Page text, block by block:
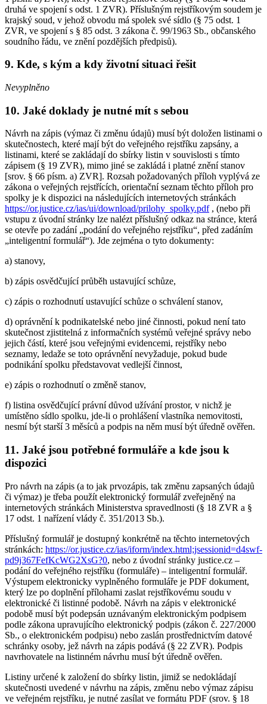
druhá ve spojení s odst. 1 ZVR). Příslušným rejstříkovým soudem je
krajský soud, v jehož obvodu má spolek své sídlo (§ 75 odst. 1
ZVR, ve spojení s § 85 odst. 3 zákona č. 99/1963 Sb., občanského
soudního řádu, ve znění pozdějších předpisů).
9. Kde, s kým a kdy životní situaci řešit
Nevyplněno
10. Jaké doklady je nutné mít s sebou
Návrh na zápis (výmaz či změnu údajů) musí být doložen listinami o
skutečnostech, které mají být do veřejného rejstříku zapsány, a
listinami, které se zakládají do sbírky listin v souvislosti s tímto
zápisem (§ 19 ZVR), mimo jiné se zakládá i platné znění stanov
[srov. § 66 písm. a) ZVR]. Rozsah požadovaných příloh vyplývá ze
zákona o veřejných rejstřících, orientační seznam těchto příloh pro
spolky je k dispozici na následujících internetových stránkách
https://or.justice.cz/ias/ui/download/prilohy_spolky.pdf, (nebo při
vstupu z úvodní stránky lze nalézt příslušný odkaz na stránce, která
se otevře po zadání „podání do veřejného rejstříku“, před zadáním
„inteligentní formulář“). Jde zejména o tyto dokumenty:
a) stanovy,
b) zápis osvědčující průběh ustavující schůze,
c) zápis o rozhodnutí ustavující schůze o schválení stanov,
d) oprávnění k podnikatelské nebo jiné činnosti, pokud není tato
skutečnost zjistitelná z informačních systémů veřejné správy nebo
jejich částí, které jsou veřejnými evidencemi, rejstříky nebo
seznamy, ledaže se toto oprávnění nevyžaduje, pokud bude
podnikání spolku představovat vedlejší činnost,
e) zápis o rozhodnutí o změně stanov,
f) listina osvědčující právní důvod užívání prostor, v nichž je
umístěno sídlo spolku, jde-li o prohlášení vlastníka nemovitosti,
nesmí být starší 3 měsíců a podpis na něm musí být úředně ověřen.
11. Jaké jsou potřebné formuláře a kde jsou k
dispozici
Pro návrh na zápis (a to jak prvozápis, tak změnu zapsaných údajů
či výmaz) je třeba použít elektronický formulář zveřejněný na
internetových stránkách Ministerstva spravedlnosti (§ 18 ZVR a §
17 odst. 1 nařízení vlády č. 351/2013 Sb.).
Příslušný formulář je dostupný konkrétně na těchto internetových
stránkách: https://or.justice.cz/ias/iform/index.html;jsessionid=d4swf-
pd9j367FefKcWG2XsG?0, nebo z úvodní stránky justice.cz –
podání do veřejného rejstříku (formuláře) – inteligentní formulář.
Výstupem elektronicky vyplněného formuláře je PDF dokument,
který lze po doplnění přílohami zaslat rejstříkovému soudu v
elektronické či listinné podobě. Návrh na zápis v elektronické
podobě musí být podepsán uznávaným elektronickým podpisem
podle zákona upravujícího elektronický podpis (zákon č. 227/2000
Sb., o elektronickém podpisu) nebo zaslán prostřednictvím datové
schránky osoby, jež návrh na zápis podává (§ 22 ZVR). Podpis
navrhovatele na listinném návrhu musí být úředně ověřen.
Listiny určené k založení do sbírky listin, jimiž se nedokládají
skutečnosti uvedené v návrhu na zápis, změnu nebo výmaz zápisu
ve veřejném rejstříku, je nutné zasílat ve formátu PDF (srov. § 18